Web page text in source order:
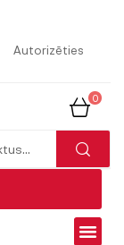
Autorizēties
0